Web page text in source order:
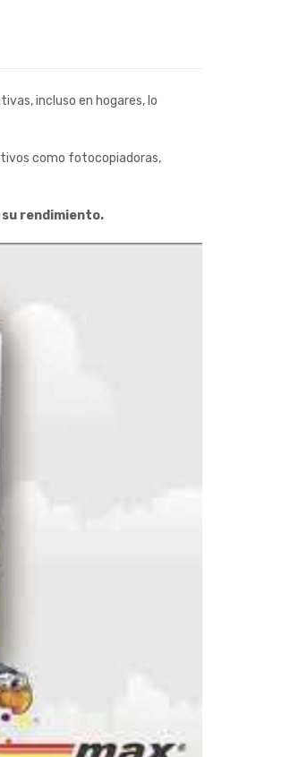
incluso en hogares, lo
como fotocopiadoras,
su rendimiento.